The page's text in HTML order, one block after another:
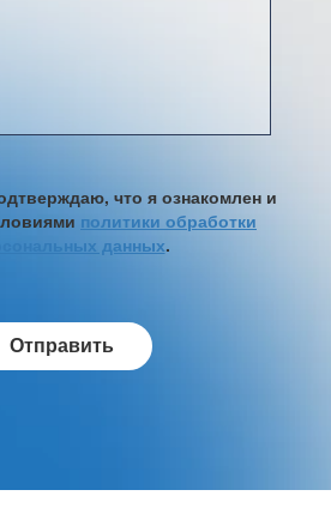
что я ознакомлен и
политики обработки
данных.